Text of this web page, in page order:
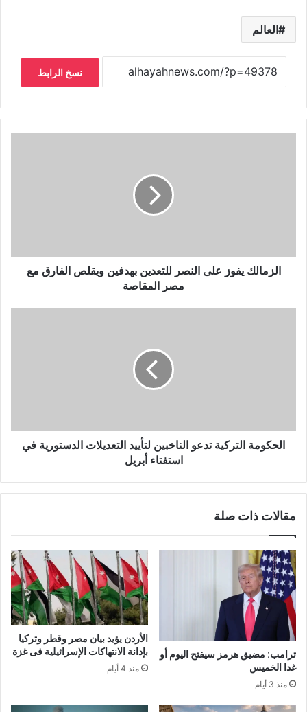
العالم
نسخ الرابط
الزمالك يفوز على النصر للتعدين بهدفين ويقلص الفارق مع
مصر المقاصة
الحكومة التركية تدعو الناخبين لتأييد التعديلات الدستورية في
استفتاء أبريل
مقالات ذات صلة
ترامب: مضيق هرمز سيفتح اليوم أو
غدا الخميس
منذ 3 أيام
الأردن يؤيد بيان مصر وقطر وتركيا
بإدانة الانتهاكات الإسرائيلية فى غزة
منذ 4 أيام